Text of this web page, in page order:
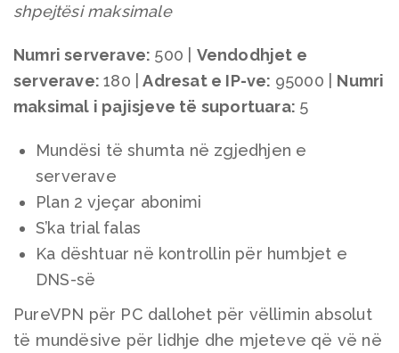
shpejtësi maksimale
Numri serverave: 500 | Vendodhjet e
serverave:180 | Adresat e IP-ve: 95000 | Numri
maksimal i pajisjeve të suportuara: 5
Mundësi të shumta në zgjedhjen e
serverave
Plan 2 vjeçar abonimi
S’ka trial falas
Ka dështuar në kontrollin për humbjet e
DNS-së
PureVPN për PC dallohet për vëllimin absolut
të mundësive për lidhje dhe mjeteve që vë në